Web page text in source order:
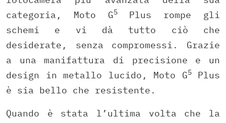
categoria, Moto G5Plus rompe gli
schemi e vi dà tutto ciò che
desiderate, senza compromessi. Grazie
a una manifattura di precisione e un
design in metallo lucido, Moto G5Plus
è sia bello che resistente.
Quando è stata l’ultima volta che la